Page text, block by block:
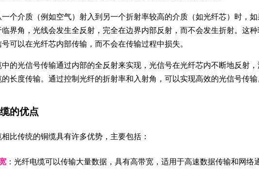
一个介质（例如空气）射入到另一个折射率较高的介质（如光纤芯）时，如
界角，光线会发生全反射，完全在边界内部反射，而不会发生折射。这种
可以在光纤芯内部传输，而不会在传输过程中损失。
中的光信号传输通过内部的全反射来实现，光信号在光纤芯内不断地反射
长度传输。通过控制光纤的折射率和入射角，可以实现高效的光信号传输
的优点
比传统的铜缆具有许多优势，主要包括：
：光纤电缆可以传输大量数据，具有高带宽，适用于高速数据传输和网络